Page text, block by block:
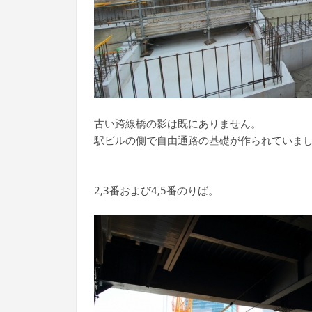
古い跨線橋の影は既にありません。
駅ビルの側で自由通路の基礎が作られていま
2,3番および4,5番のりば。